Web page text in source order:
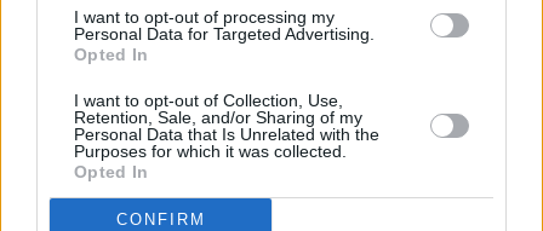
I want to opt-out of processing my
Personal Data for Targeted Advertising.
Opted In
I want to opt-out of Collection, Use,
Retention, Sale, and/or Sharing of my
Personal Data that Is Unrelated with the
Purposes for which it was collected.
Opted In
CONFIRM
1/2: Express AM6 (53E): Kurdsat, Kurdsat News
1/2: Express AM6 (53E): Eenak Farsi
Na freq. 12594/V skončil kanál EENAK FARSI
1/2: Badr 8 (26E): Bahrain TV
Na freq. 12226/H (SR 27500, FEC 3/4) skončila SD distribuce stanice